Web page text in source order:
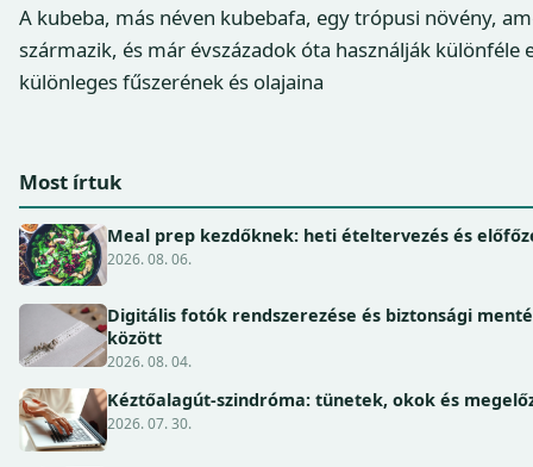
A kubeba, más néven kubebafa, egy trópusi növény,
származik, és már évszázadok óta használják különféle
különleges fűszerének és olajaina
Most írtuk
Meal prep kezdőknek: heti ételtervezés és
2026. 08. 06.
Digitális fotók rendszerezése és biztonsági
között
2026. 08. 04.
Kéztőalagút-szindróma: tünetek, okok és
2026. 07. 30.